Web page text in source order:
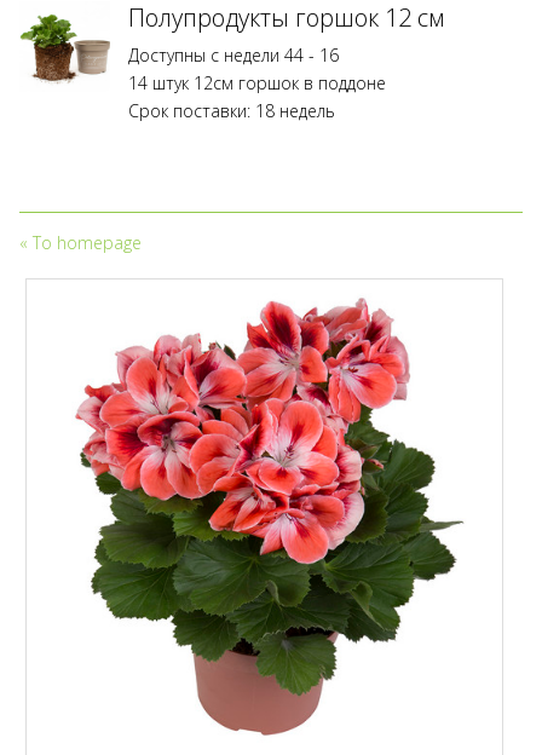
без
действительной
лицензии
допускается.
Полупродукты горшок 12 см
Доступны с недели 44 - 16
14 штук 12см горшок в поддоне
Срок поставки: 18 недель
« To homepage